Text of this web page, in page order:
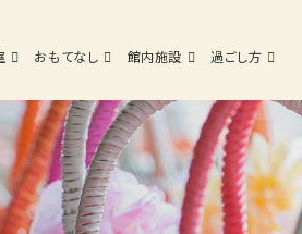
おもてなし 館内施設 過ごし方